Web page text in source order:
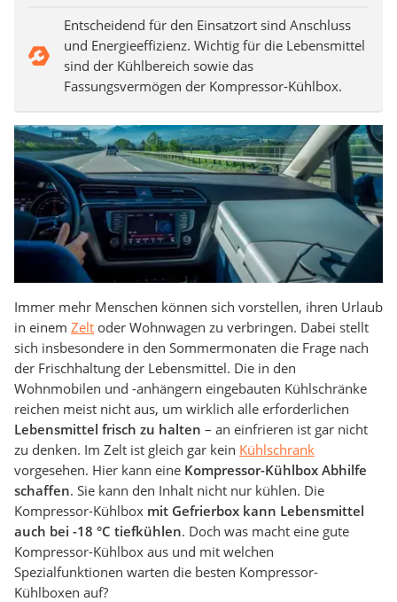
Entscheidend für den Einsatzort sind Anschluss
und Energieeffizienz. Wichtig für die Lebensmittel
sind der Kühlbereich sowie das
Fassungsvermögen der Kompressor-Kühlbox.
Immer mehr Menschen können sich vorstellen, ihren Urlaub
in einem Zelt oder Wohnwagen zu verbringen. Dabei stellt
sich insbesondere in den Sommermonaten die Frage nach
der Frischhaltung der Lebensmittel. Die in den
Wohnmobilen und -anhängern eingebauten Kühlschränke
reichen meist nicht aus, um wirklich alle erforderlichen
Lebensmittel frisch zu halten – an einfrieren ist gar nicht
zu denken. Im Zelt ist gleich gar kein Kühlschrank
vorgesehen. Hier kann eine Kompressor-Kühlbox Abhilfe
schaffen. Sie kann den Inhalt nicht nur kühlen. Die
Kompressor-Kühlbox mit Gefrierbox kann Lebensmittel
auch bei -18 °C tiefkühlen. Doch was macht eine gute
Kompressor-Kühlbox aus und mit welchen
Spezialfunktionen warten die besten Kompressor-
Kühlboxen auf?